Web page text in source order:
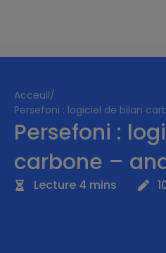
Acceuil/
Persefoni : logiciel de bilan
Persefoni :
carbone –
Lecture 4 mins